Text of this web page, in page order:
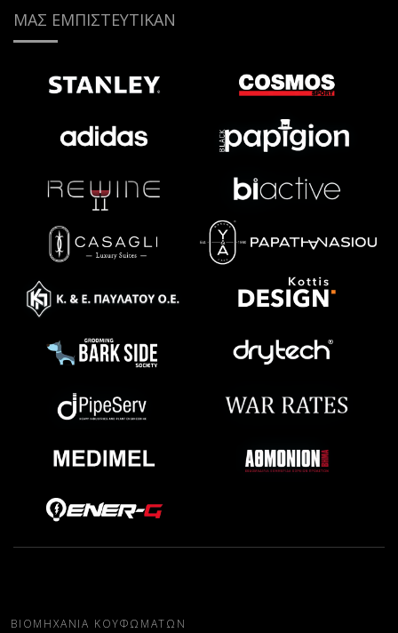
ΜΑΣ ΕΜΠΙΣΤΕΥΤΙΚΑΝ
ΒΙΟΜΗΧΑΝΙΑ ΚΟΥΦΩΜΑΤΩΝ